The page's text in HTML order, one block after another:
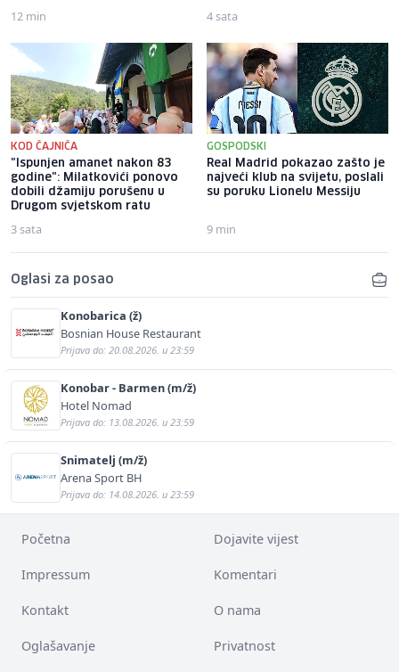
12 min 4 sata
KOD ČAJNIČA
"Ispunjen amanet nakon 83
godine": Milatkovići ponovo
dobili džamiju porušenu u
Drugom svjetskom ratu
3 sata
GOSPODSKI
Real Madrid pokazao zašto je
najveći klub na svijetu, poslali
su poruku Lionelu Messiju
9 min
Oglasi za posao
Konobarica (ž)
Bosnian House Restaurant
Prijava do: 20.08.2026. u 23:59
Konobar - Barmen (m/ž)
Hotel Nomad
Prijava do: 13.08.2026. u 23:59
Snimatelj (m/ž)
Arena Sport BH
Prijava do: 14.08.2026. u 23:59
Početna Dojavite vijest
Impressum Komentari
Kontakt O nama
Oglašavanje Privatnost